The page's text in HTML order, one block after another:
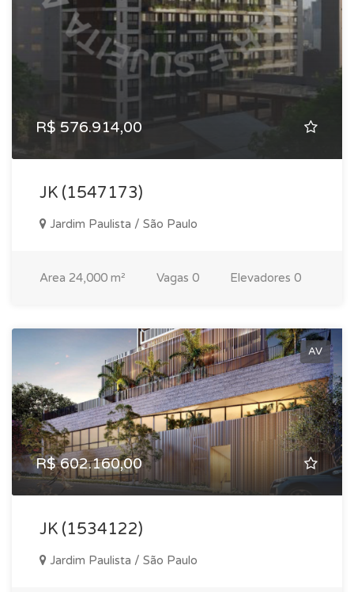
R$ 576.914,00
JK (1547173)
Jardim Paulista / São Paulo
Area 24,000 m² Vagas 0 Elevadores 0
AV
R$ 602.160,00
JK (1534122)
Jardim Paulista / São Paulo